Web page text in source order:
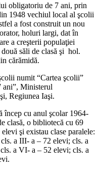
obligatoriu de 7 ani, prin
1948 vechiul local al şcolii
a fost construit un nou
holuri largi, dat în
a creşterii populaţiei
săli de clasă şi hol.
cărămidă.
numit “Cartea şcolii”
ani”, Ministerul
Regiunea Iaşi.
încep cu anul şcolar 1964-
clasă, o bibliotecă cu 69
şi existau clase paralele:
a III- a – 72 elevi; cls. a
a VI- a – 52 elevi; cls. a